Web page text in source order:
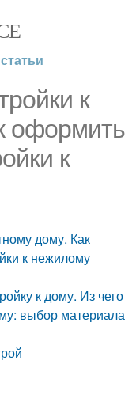
статьи
к
оформить
к
дому. Как
к нежилому
к дому. Из чего
выбор материала